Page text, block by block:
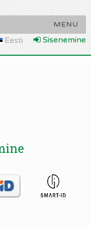
Eesti Sisenemine